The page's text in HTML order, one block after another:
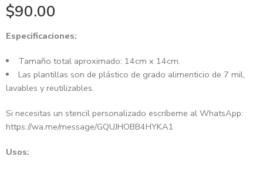
$90.00
Especificaciones:
Tamaño total aproximado: 14cm x 14cm.
Las plantillas son de plástico de grado alimenticio de 7 mil,
lavables y reutilizables.
Si necesitas un stencil personalizado escríbeme al WhatsApp:
https://wa.me/message/GQUJHOBB4HYKA1
Usos: